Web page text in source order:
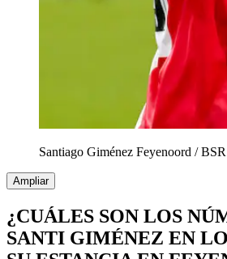
Santiago Giménez Feyenoord /
Ampliar
¿CUÁLES SON LOS
SANTI GIMÉNEZ EN